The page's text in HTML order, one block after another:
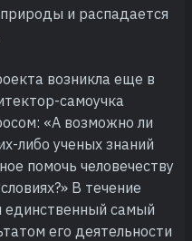
и распадается
возникла еще в
самоучка
«А возможно ли
либо ученых знаний
помочь человечеству
В течение
единственный самый
его деятельности